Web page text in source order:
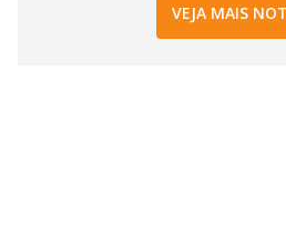
VEJA MAIS